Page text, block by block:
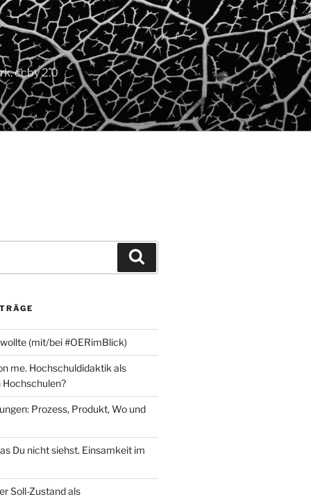
ccby 2.0
(mit/bei #OERimBlick)
me. Hochschuldidaktik als
Hochschulen?
Prozess, Produkt, Wo und
Du nicht siehst. Einsamkeit im
Soll-Zustand als